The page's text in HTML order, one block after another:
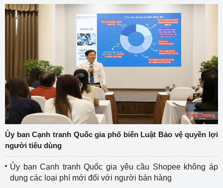
Ủy ban Cạnh tranh Quốc gia phổ biến Luật Bảo vệ quyền lợi
người tiêu dùng
Ủy ban Cạnh tranh Quốc gia yêu cầu Shopee không áp
dụng các loại phí mới đối với người bán hàng